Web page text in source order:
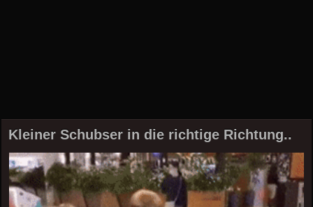
Kleiner Schubser in die richtige Richtung..